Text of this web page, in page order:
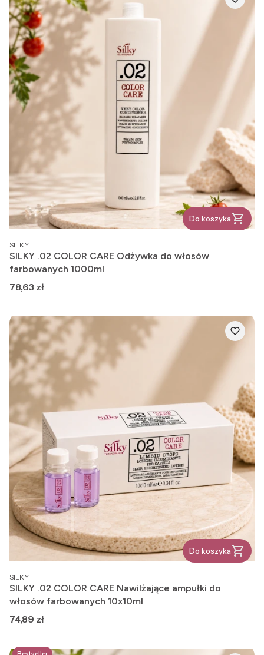
Do koszyka
PRODUCENT
SILKY
SILKY .02 COLOR CARE Odżywka do włosów
farbowanych 1000ml
Cena
78,63 zł
Do koszyka
PRODUCENT
SILKY
SILKY .02 COLOR CARE Nawilżające ampułki do
włosów farbowanych 10x10ml
Cena
74,89 zł